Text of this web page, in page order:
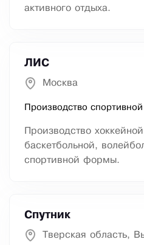
активного отдыха.
ЛИС
Москва
Производство
Производство
баскетбольной,
спортивной формы.
Спутник
Тверская область,